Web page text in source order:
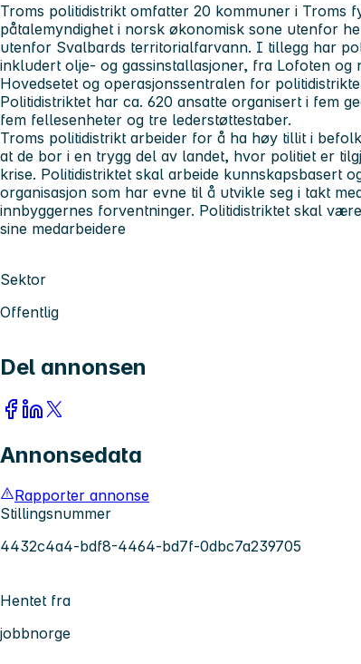
Troms politidistrikt omfatter 20 kommuner i Troms
påtalemyndighet i norsk økonomisk sone utenfor
utenfor Svalbards territorialfarvann. I tillegg har
inkludert olje- og gassinstallasjoner, fra Lofoten
Hovedsetet og operasjonssentralen for
Politidistriktet har ca. 620 ansatte organisert i fem
fem fellesenheter og tre lederstøttestaber.
Troms politidistrikt arbeider for å ha høy tillit i
at de bor i en trygg del av landet, hvor politiet er
krise. Politidistriktet skal arbeide kunnskapsbasert
organisasjon som har evne til å utvikle seg i takt
innbyggernes forventninger. Politidistriktet skal
sine medarbeidere
Sektor
Offentlig
Del annonsen
Annonsedata
Rapporter annonse
Stillingsnummer
4432c4a4-bdf8-4464-bd7f-0dbc7a239705
Hentet fra
jobbnorge